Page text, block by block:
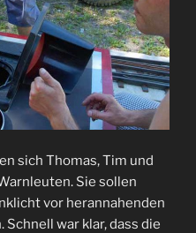
sich Thomas, Tim und
Sie sollen
vor herannahenden
war klar, dass die